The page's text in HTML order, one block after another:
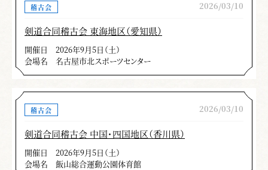
稽古会 2026/03/10
剣道合同稽古会 東海地区（愛知県）
開催日
2026年9月5日（土）
会場名
名古屋市北スポーツセンター
稽古会 2026/03/10
剣道合同稽古会 中国・四国地区（香川県）
開催日
2026年9月5日（土）
会場名
飯山総合運動公園体育館